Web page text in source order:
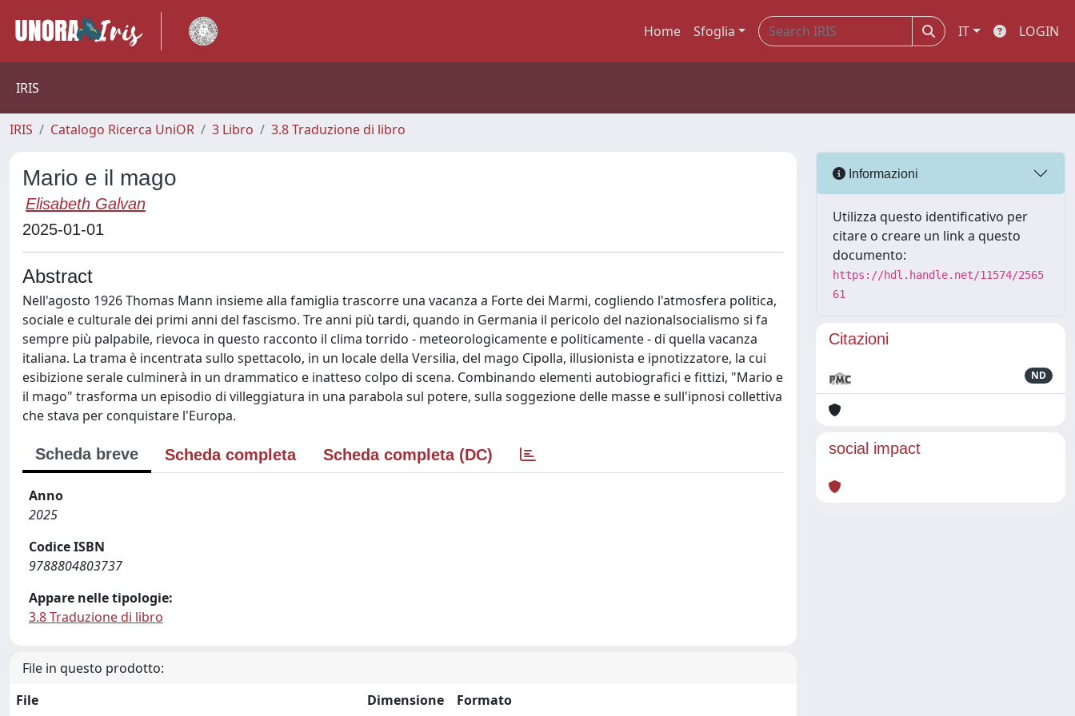
Home Sfoglia IT LOGIN
IRIS
IRIS Catalogo Ricerca UniOR 3 Libro 3.8 Traduzione di libro
Mario e il mago
Elisabeth Galvan
2025-01-01
Abstract
Nell'agosto 1926 Thomas Mann insieme alla famiglia trascorre una vacanza a Forte dei Marmi, cogliendo l'atmosfera politica,
sociale e culturale dei primi anni del fascismo. Tre anni più tardi, quando in Germania il pericolo del nazionalsocialismo si fa
sempre più palpabile, rievoca in questo racconto il clima torrido - meteorologicamente e politicamente - di quella vacanza
italiana. La trama è incentrata sullo spettacolo, in un locale della Versilia, del mago Cipolla, illusionista e ipnotizzatore, la cui
esibizione serale culminerà in un drammatico e inatteso colpo di scena. Combinando elementi autobiografici e fittizi, "Mario e
il mago" trasforma un episodio di villeggiatura in una parabola sul potere, sulla soggezione delle masse e sull'ipnosi collettiva
che stava per conquistare l'Europa.
Scheda breve Scheda completa Scheda completa (DC)
Anno
2025
Codice ISBN
9788804803737
Appare nelle tipologie:
3.8 Traduzione di libro
File in questo prodotto:
File
Dimensione Formato
Informazioni
Utilizza questo identificativo per
citare o creare un link a questo
documento:
https://hdl.handle.net/11574/2565
61
Citazioni
ND
social impact